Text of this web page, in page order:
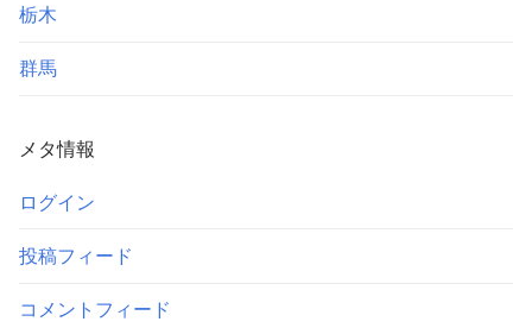
栃木
群馬
メタ情報
ログイン
投稿フィード
コメントフィード